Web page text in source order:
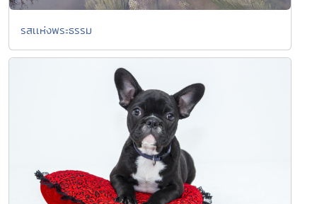
รสเเห่งพระธรรม